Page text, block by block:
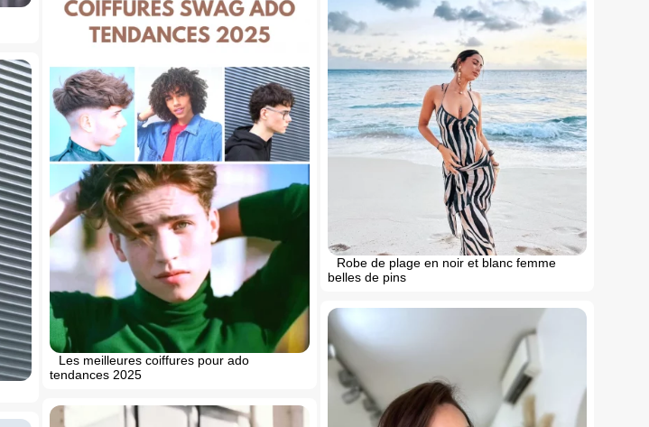
Robe de plage en noir et blanc femme
belles de pins
Les meilleures coiffures pour ado
tendances 2025